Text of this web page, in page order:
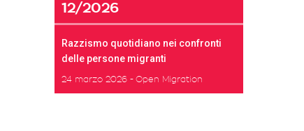
12/2026
Razzismo quotidiano nei confronti
delle persone migranti
24 marzo 2026 Open Migration